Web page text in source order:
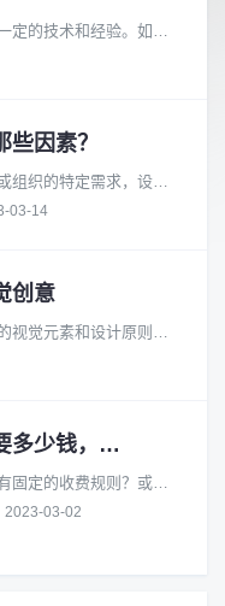
定的技术和经验。如果
的网站设计师或开发人
因素？
组织的特定需求，设
织的网站。这种类型的
03-14
创意
视觉元素和设计原则来
、思想或信息。它包括
国内大城市建设企业网站需要多少钱，有收费标准吗？我们来告诉你
固定的收费规则？或者
的常见问题，我们需要
2023-03-02